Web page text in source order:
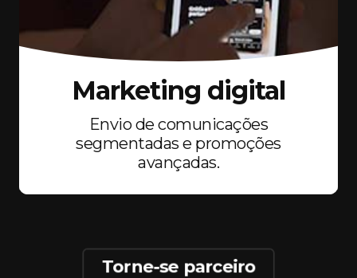
Marketing digital
Envio de comunicações
segmentadas e promoções
avançadas.
Torne-se parceiro